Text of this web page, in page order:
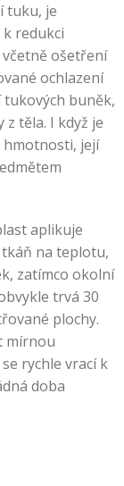
tuku, je
redukci
ošetření
ochlazení
buněk,
těla. I když je
hmotnosti, její
aplikuje
na teplotu,
zatímco okolní
trvá 30
plochy.
mírnou
rychle vrací k
doba